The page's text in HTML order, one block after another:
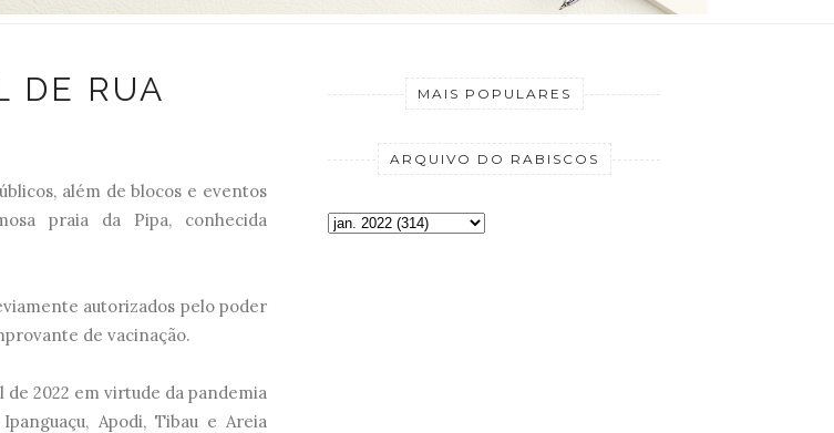
DE RUA
além de blocos e eventos
praia da Pipa, conhecida
autorizados pelo poder
de vacinação.
de 2022 em virtude da pandemia
Apodi, Tibau e Areia
MAIS POPULARES
ARQUIVO DO RABISCOS